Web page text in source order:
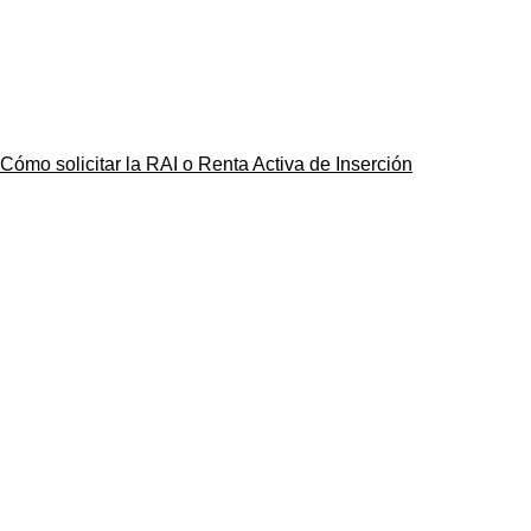
Cómo solicitar la RAI o Renta Activa de Inserción